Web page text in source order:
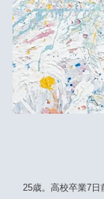
25歳。高校卒業7日